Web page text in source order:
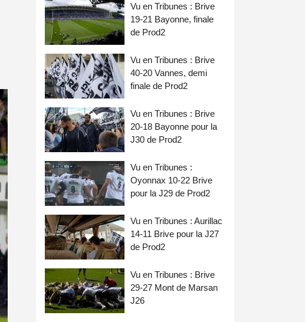
Vu en Tribunes : Brive
19-21 Bayonne, finale
de Prod2
Vu en Tribunes : Brive
40-20 Vannes, demi
finale de Prod2
Vu en Tribunes : Brive
20-18 Bayonne pour la
J30 de Prod2
Vu en Tribunes :
Oyonnax 10-22 Brive
pour la J29 de Prod2
Vu en Tribunes : Aurillac
14-11 Brive pour la J27
de Prod2
Vu en Tribunes : Brive
29-27 Mont de Marsan
J26